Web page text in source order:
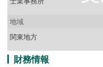
地域
関東地方
財務情報